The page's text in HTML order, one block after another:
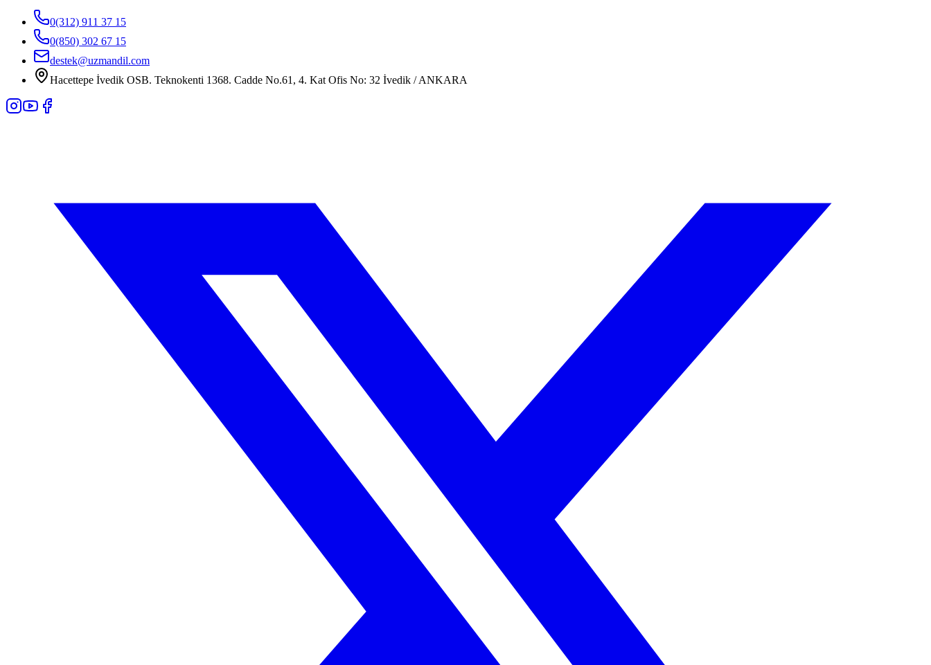
0(312) 911 37 15
0(850) 302 67 15
destek@uzmandil.com
Hacettepe İvedik OSB. Teknokenti 1368. Cadde No.61, 4. Kat Ofis No: 32 İvedik / ANKARA